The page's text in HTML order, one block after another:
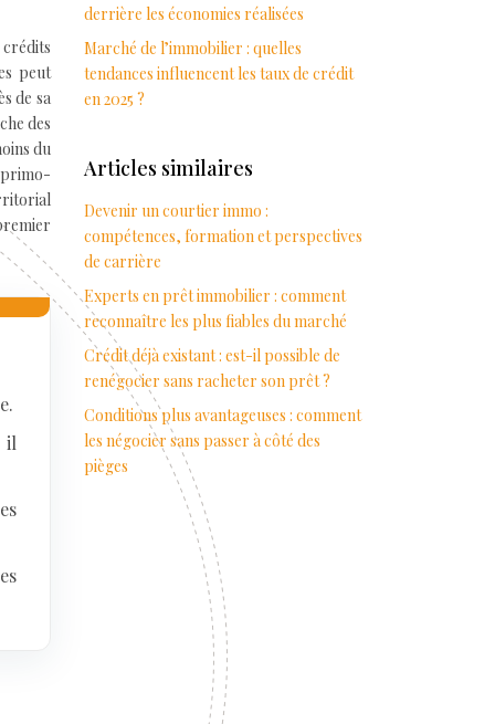
peut
de sa
des
du
il
derrière les économies réalisées
Marché de l’immobilier : quelles
tendances influencent les taux de crédit
en 2025 ?
Articles similaires
Devenir un courtier immo :
compétences, formation et perspectives
de carrière
Experts en prêt immobilier : comment
reconnaître les plus fiables du marché
Crédit déjà existant : est-il possible de
renégocier sans racheter son prêt ?
Conditions plus avantageuses : comment
les négocier sans passer à côté des
pièges